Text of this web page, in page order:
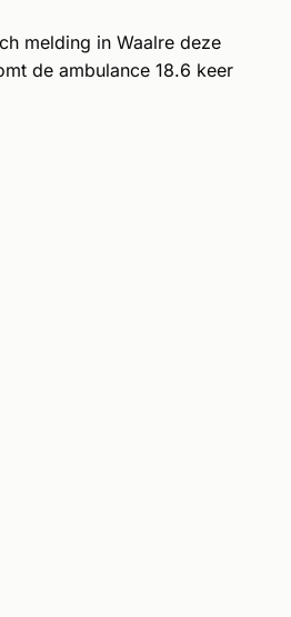
melding in Waalre deze
de ambulance 18.6 keer